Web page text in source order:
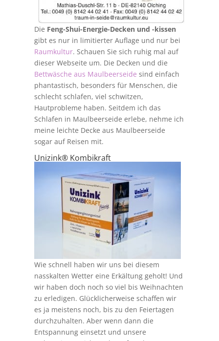
Die Feng-Shui-Energie-Decken und -kissen
gibt es nur in limitierter Auflage und nur bei
Raumkultur. Schauen Sie sich ruhig mal auf
dieser Webseite um. Die Decken und die
Bettwäsche aus Maulbeerseide sind einfach
phantastisch, besonders für Menschen, die
schlecht schlafen, viel schwitzen,
Hautprobleme haben. Seitdem ich das
Schlafen in Maulbeerseide erlebe, nehme ich
meine leichte Decke aus Maulbeerseide
sogar auf Reisen mit.
Unizink® Kombikraft
Wie schnell haben wir uns bei diesem
nasskalten Wetter eine Erkältung geholt! Und
wir haben doch noch so viel bis Weihnachten
zu erledigen. Glücklicherweise schaffen wir
es ja meistens noch, bis zu den Feiertagen
durchzuhalten. Aber wenn dann die
Entspannung einsetzt und unsere